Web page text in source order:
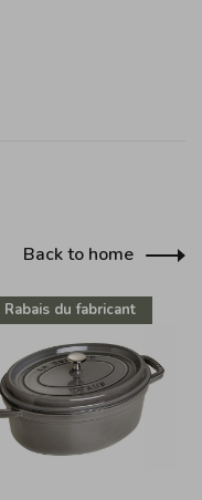
Back to home
Rabais du fabricant